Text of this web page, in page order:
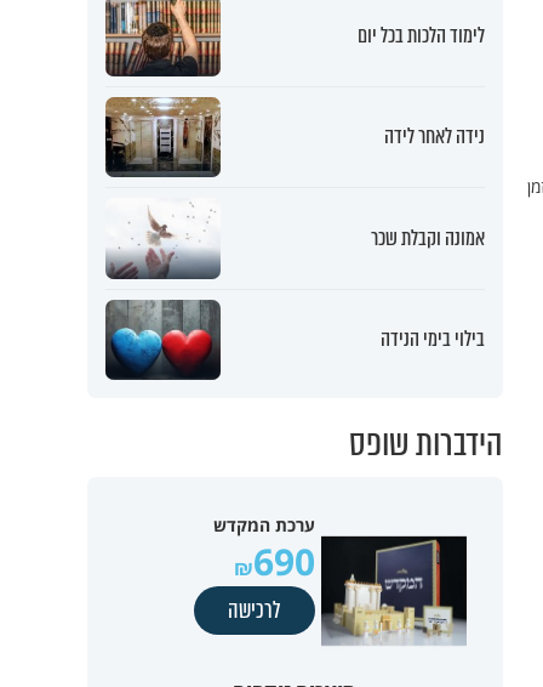
לימוד הלכות בכל יום
נידה לאחר לידה
אמונה וקבלת שכר
בילוי בימי הנידה
הידברות שופס
ערכת המקדש
690
לרכישה